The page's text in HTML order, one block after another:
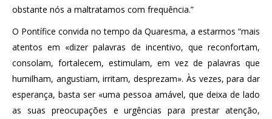
obstante nós a maltratamos com frequência.”
O Pontífice convida no tempo da Quaresma, a estarmos “mais
atentos em «dizer palavras de incentivo, que reconfortam,
consolam, fortalecem, estimulam, em vez de palavras que
humilham, angustiam, irritam, desprezam». Às vezes, para dar
esperança, basta ser «uma pessoa amável, que deixa de lado
as suas preocupações e urgências para prestar atenção,